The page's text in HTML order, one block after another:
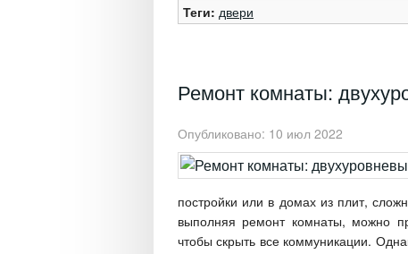
Теги: двери
Ремонт комнаты:
Опубликовано: 10 июл 2022
постройки или в домах из плит,
выполняя ремонт комнаты, можно
чтобы скрыть все коммуникации.